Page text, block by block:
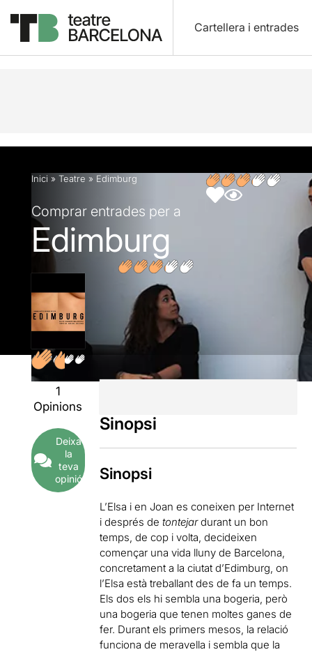
Cartellera i entrades
Descripció Fitxa artística Opinions
Inici » Teatre » Edimburg
Comprar entrades per a
Edimburg
1
Opinions
Deixa
la
teva
opinió
Sinopsi
Sinopsi
L’Elsa i en Joan es coneixen per Internet
i després detontejardurant un bon
temps, de cop i volta, decideixen
començar una vida lluny de Barcelona,
concretament a la ciutat d’Edimburg, on
l’Elsa està treballant des de fa un temps.
Els dos els hi sembla una bogeria, però
una bogeria que tenen moltes ganes de
fer. Durant els primers mesos, la relació
funciona de meravella i sembla que la